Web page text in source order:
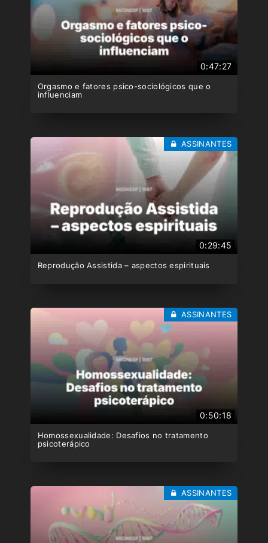
0:47:27
Orgasmo e fatores psico-sociológicos que o
influenciam
0:29:45
Reprodução Assistida – aspectos espirituais
ASSINANTES
0:50:18
Homossexualidade: Desafios no tratamento
psicoterápico
ASSINANTES
ASSINANTES